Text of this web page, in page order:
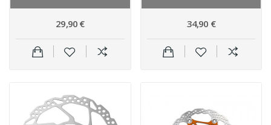
29,90 € 34,90 €